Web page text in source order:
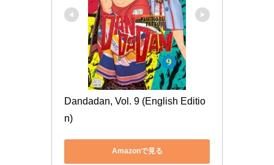
Dandadan, Vol. 9 (English Editio
n)
Amazonで見る